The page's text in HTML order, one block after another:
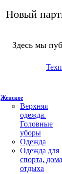
Новый
Здесь мы
Женское
Верхняя
одежда.
Головные
уборы
Одежда
Одежда для
спорта,
отдыха